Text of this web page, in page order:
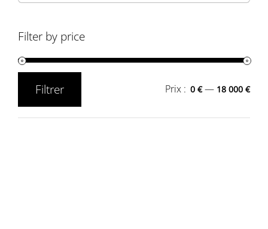
Filter by price
Filtrer Prix : 0 €— 18 000 €